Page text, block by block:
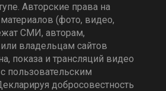
Авторские права на
(фото, видео,
СМИ, авторам,
владельцам сайтов
показа и трансляций видео
пользовательским
добросовестность